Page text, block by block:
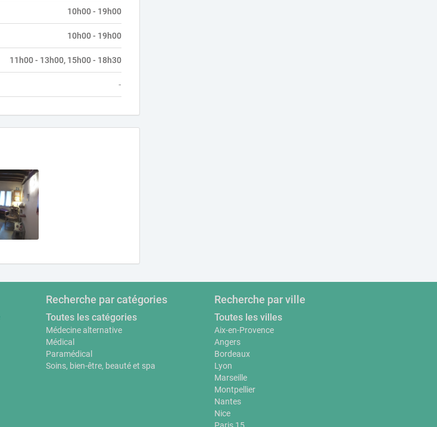
10h00 - 19h00
10h00 - 19h00
11h00 - 13h00, 15h00 - 18h30
-
Recherche par catégories
Toutes les catégories
Médecine alternative
Médical
Paramédical
Soins, bien-être, beauté et spa
Recherche par ville
Toutes les villes
Aix-en-Provence
Angers
Bordeaux
Lyon
Marseille
Montpellier
Nantes
Nice